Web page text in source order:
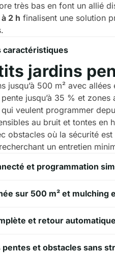
très bas en font un allié
à 2 h finalisent une solution
caractéristiques
jardins
jusqu’à 500 m² avec allées
jusqu’à 35 % et zones
veulent programmer
au bruit et tontes en
obstacles où la sécurité
un entretien
et programmation
sur 500 m² et mulching
et retour
pentes et obstacles sans